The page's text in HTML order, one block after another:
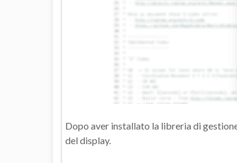
Dopo aver installato la libreria di
del display.